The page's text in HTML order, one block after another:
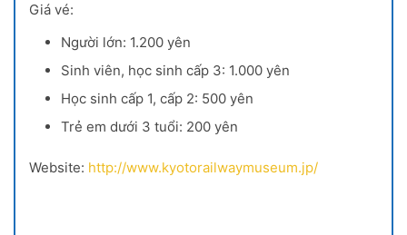
Giá vé:
Người lớn: 1.200 yên
Sinh viên, học sinh cấp 3: 1.000 yên
Học sinh cấp 1, cấp 2: 500 yên
Trẻ em dưới 3 tuổi: 200 yên
Website: http://www.kyotorailwaymuseum.jp/